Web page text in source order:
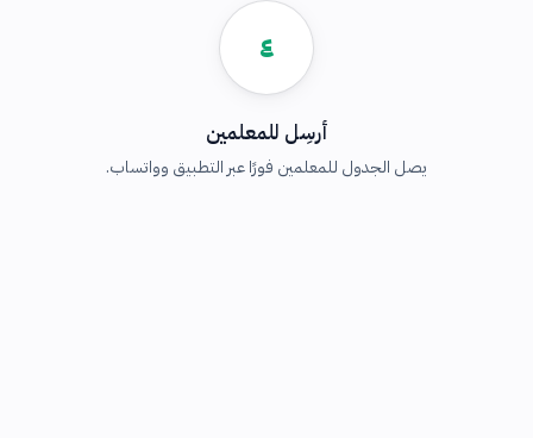
٤
أرسِل للمعلمين
يصل الجدول للمعلمين فورًا عبر التطبيق وواتساب.